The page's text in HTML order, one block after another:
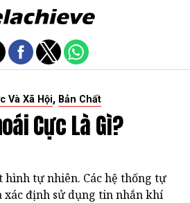
Và Xã Hội, Bản Chất
Cực Là Gì?
hình tự nhiên. Các hệ thống tự
xác định sử dụng tin nhắn khí